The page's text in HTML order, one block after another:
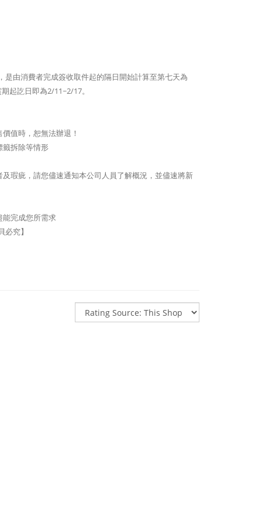
由消費者完成簽收取件起的隔日開始計算至第七天為
起訖日即為2/11~2/17。
值時，恕無法辦退！
籤拆除等情形
瑕疵，請您儘速通知本公司人員了解概況，並儘速將新
能完成您所需求
究】